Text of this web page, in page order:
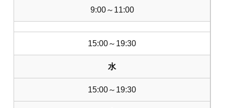
9:00～11:00
15:00～19:30
水
15:00～19:30